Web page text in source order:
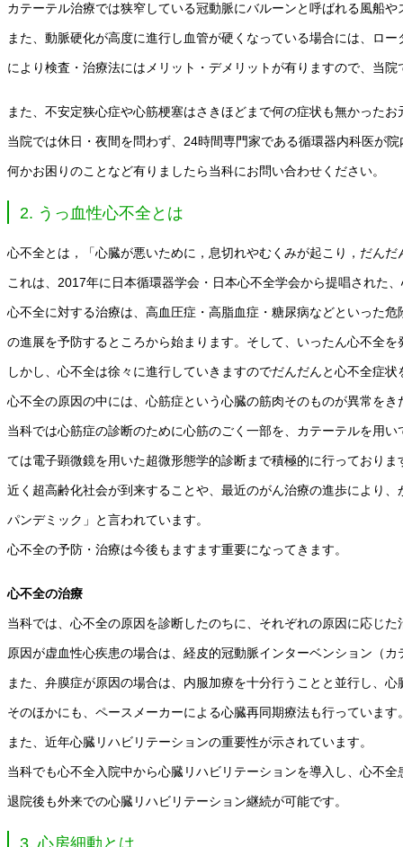
カテーテル治療では狭窄している冠動脈にバルーンと呼ばれる風船
また、動脈硬化が高度に進行し血管が硬くなっている場合には、ロ
により検査・治療法にはメリット・デメリットが有りますので、当
また、不安定狭心症や心筋梗塞はさきほどまで何の症状も無かった
当院では休日・夜間を問わず、24時間専門家である循環器内科医が
何かお困りのことなど有りましたら当科にお問い合わせください。
2. うっ血性心不全とは
心不全とは，「心臓が悪いために，息切れやむくみが起こり，だん
これは、2017年に日本循環器学会・日本心不全学会から提唱された
心不全に対する治療は、高血圧症・高脂血症・糖尿病などといった
の進展を予防するところから始まります。そして、いったん心不全
しかし、心不全は徐々に進行していきますのでだんだんと心不全症
心不全の原因の中には、心筋症という心臓の筋肉そのものが異常をき
当科では心筋症の診断のために心筋のごく一部を、カテーテルを用
ては電子顕微鏡を用いた超微形態学的診断まで積極的に行っておりま
近く超高齢化社会が到来することや、最近のがん治療の進歩により
パンデミック」と言われています。
心不全の予防・治療は今後もますます重要になってきます。
心不全の治療
当科では、心不全の原因を診断したのちに、それぞれの原因に応じた
原因が虚血性心疾患の場合は、経皮的冠動脈インターベンション（
また、弁膜症が原因の場合は、内服加療を十分行うことと並行し、
そのほかにも、ペースメーカーによる心臓再同期療法も行っています
また、近年心臓リハビリテーションの重要性が示されています。
当科でも心不全入院中から心臓リハビリテーションを導入し、心不
退院後も外来での心臓リハビリテーション継続が可能です。
3. 心房細動とは